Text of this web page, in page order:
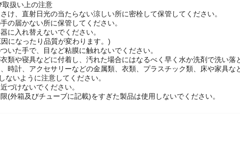
シ油、プロピレングリコール、ベンジルアルコール、アジピン酸ジイソ
取扱い上の注意
け、直射日光の当たらない涼しい所に密栓して保管してください。
の届かない所に保管してください。
に入れ替えないでください。
になったり品質が変わります。)
いた手で、目など粘膜に触れないでください。
類や寝具などに付着し、汚れた場合にはなるべく早く水か洗剤で洗い落
時計、アクセサリーなどの金属類、衣類、プラスチック類、床や家具な
ように注意してください。